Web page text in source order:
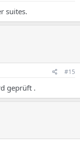
suites.
#15
geprüft .